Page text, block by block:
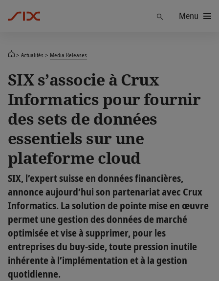
TrouverMenu
Actualités Media Releases
SIX s’associe à Crux
Informatics pour fournir
des sets de données
essentiels sur une
plateforme cloud
SIX, l’expert suisse en données financières,
annonce aujourd’hui son partenariat avec Crux
Informatics. La solution de pointe mise en œuvre
permet une gestion des données de marché
optimisée et vise à supprimer, pour les
entreprises du buy-side, toute pression inutile
inhérente à l’implémentation et à la gestion
quotidienne.